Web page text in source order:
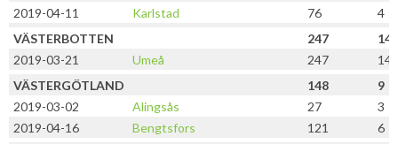
2019-04-11
Karlstad 76
4
VÄSTERBOTTEN
247
14
2019-03-21
Umeå 247
14
VÄSTERGÖTLAND
148
9
2019-03-02
Alingsås 27
3
2019-04-16
Bengtsfors 121
6